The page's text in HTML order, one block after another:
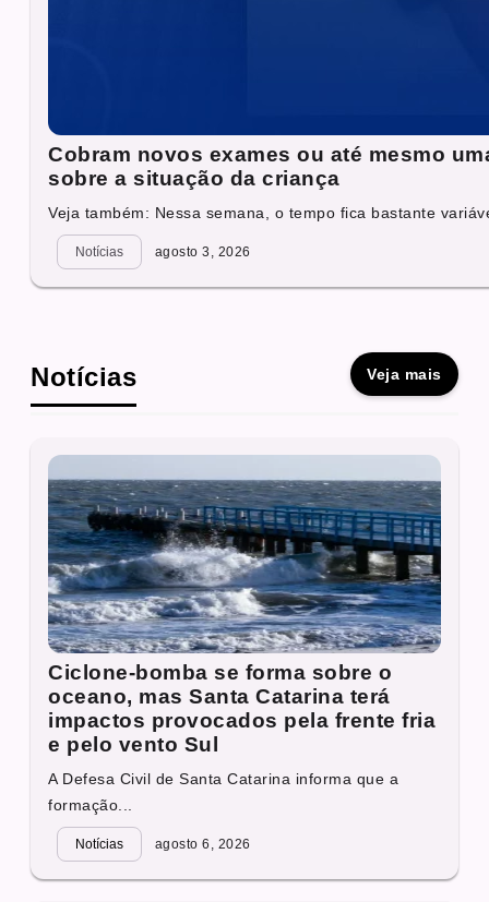
Cobram novos exames ou até mesmo
sobre a situação da criança
Veja também: Nessa semana, o tempo fica bastante
Notícias agosto 3, 2026
Notícias Veja mais
Ciclone-bomba se forma sobre o
oceano, mas Santa Catarina terá
impactos provocados pela frente fria
e pelo vento Sul
A Defesa Civil de Santa Catarina informa que a
formação...
Notícias agosto 6, 2026